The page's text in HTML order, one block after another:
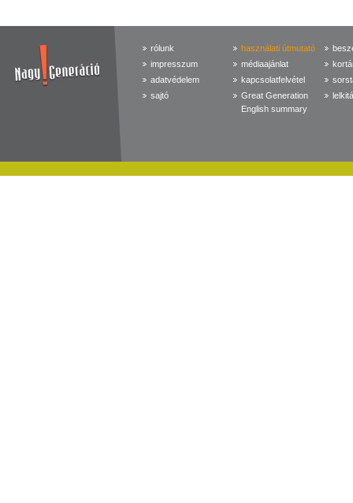
rólunk
impresszum
adatvédelem
sajtó
használati útmutató
médiaajánlat
kapcsolatfelvétel
Great Generation
English summary